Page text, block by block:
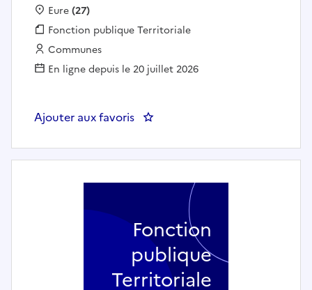
Localisation :
Eure(27)
Fonction publique :
Fonction publique Territoriale
Employeur :
Communes
En ligne depuis le 20 juillet 2026
Ajouter aux favoris : Chef de service bâtiment
Fonction
publique
Territoriale